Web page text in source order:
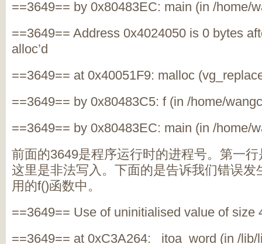
==3649== by 0x80483EC: main (in /home/
==3649== Address 0x4024050 is 0 bytes
alloc’d
==3649== at 0x40051F9: malloc
==3649== by 0x80483C5: f (in /home/
==3649== by 0x80483EC: main (in /home/
前面的3649是程序运行时的进程号。第一
这里是非法写入。下面的是告诉我们错误发
用的f()函数中。
==3649== Use of uninitialised value of size
==3649== at 0xC3A264: _itoa_word (in /lib/